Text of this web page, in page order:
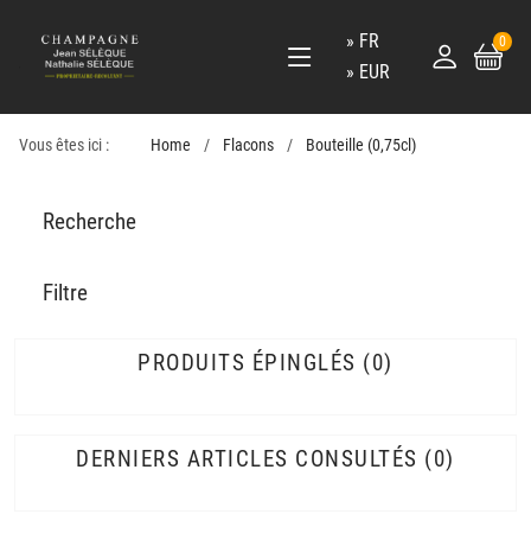
FR
EUR
0
Vous êtes ici : Home Flacons Bouteille (0,75cl)
Recherche
Filtre
PRODUITS ÉPINGLÉS 0
DERNIERS ARTICLES CONSULTÉS 0